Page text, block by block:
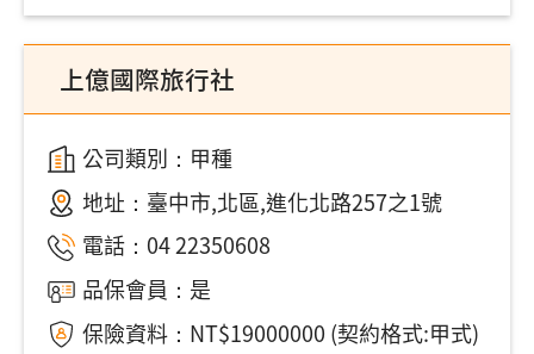
上億國際旅行社
公司類別：甲種
地址： 臺中市,北區,進化北路257之1號
電話： 04 22350608
品保會員：是
保險資料：NT$19000000 (契約格式:甲式)